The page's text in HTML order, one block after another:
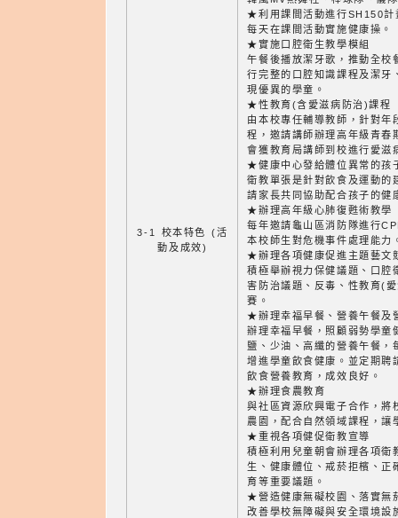
3-1 校本特色 (活
動及成效)
★利用課間活動進行SH150計
每天在課間活動實施健康操。
★實施口腔衛生教學模組
午餐後播放潔牙歌，推動全校
行完整的口腔知識課程及潔牙
現優異的學童。
★性教育(含愛滋病防治)課程
由本校專任輔導教師，針對年
程，邀請講師辦理高年級青春
會獲教育局講師到校進行愛滋
★健康中心發給體位異常的孩
衛教單張是針對飲食及運動的
請家長共同協助配合孩子的健
★辦理高年級心肺復甦術教學
每年邀請龜山區消防隊進行
本校師生對危機事件處理能力
★辦理各項健康促進主題藝文
積極舉辦視力保健議題、口腔
害防治議題、反毒、性教育(
賽。
★辦理幸福早餐、營養午餐及
辦理幸福早餐，照顧弱勢學童
鹽、少油、高纖的營養午餐，
增進學童飲食健康。並定期聘
飲食營養教育，成效良好。
★辦理食農教育
與社區資源欣興電子合作，將
農園，配合自然領域課程，讓
★重視各項健促衛教宣導
積極利用兒童朝會辦理各項衛
生、健康體位、戒菸拒檳、正
育等重要議題。
★營造健康無礙校園、落實無
改善學校無障礙與安全環境設